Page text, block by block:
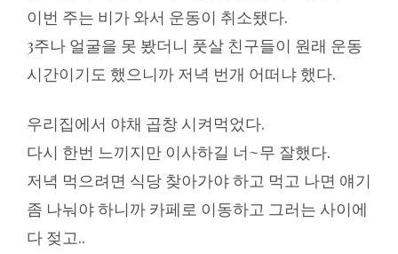
이번 주는 비가 와서 운동이 취소됐다.
3주나 얼굴을 못 봤더니 풋살 친구들이 원래 운동
시간이기도 했으니까 저녁 번개 어떠냐 했다.
우리집에서 야채 곱창 시켜먹었다.
다시 한번 느끼지만 이사하길 너~무 잘했다.
저녁 먹으려면 식당 찾아가야 하고 먹고 나면 얘기
좀 나눠야 하니까 카페로 이동하고 그러는 사이에
다 젖고..